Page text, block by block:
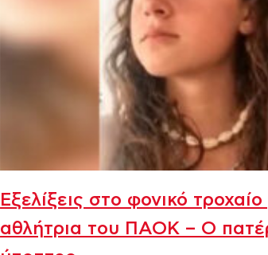
Εξελίξεις στο φονικό
αθλήτρια του ΠΑΟΚ – Ο